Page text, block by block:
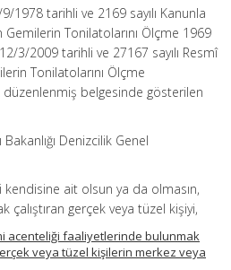
1978 tarihli ve 2169 sayılı Kanunla
Tonilatolarını Ölçme 1969
3/2009 tarihli ve 27167 sayılı Resmî
Tonilatolarını Ölçme
belgesinde gösterilen
Denizcilik Genel
ait olsun ya da olmasın,
çalıştıran gerçek veya tüzel kişiyi,
acenteliği faaliyetlerinde bulunmak
veya tüzel kişilerin merkez veya